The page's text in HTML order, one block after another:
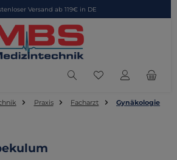
Versand ab 119€ in DE
Du hast 0
Praxis Facharzt Gynäkologie